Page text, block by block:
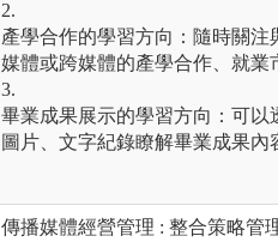
2.
產學合作的學習方向：隨時關
媒體或跨媒體的產學合作、就業
3.
畢業成果展示的學習方向：可以
圖片、文字紀錄瞭解畢業成果內
傳播媒體經營管理 : 整合策略管